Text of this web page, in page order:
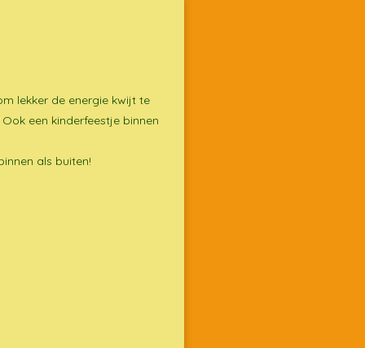
lekker de energie kwijt te
een kinderfeestje binnen
als buiten!